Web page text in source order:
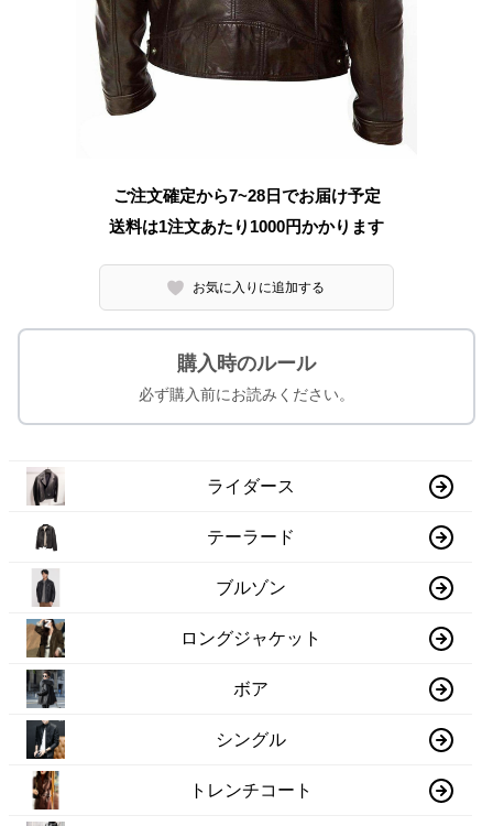
ご注文確定から7~28日でお届け予定
送料は1注文あたり 1000円かかります
お気に入りに追加する
購入時のルール
必ず購入前にお読みください。
ライダース
テーラード
ブルゾン
ロングジャケット
ボア
シングル
トレンチコート